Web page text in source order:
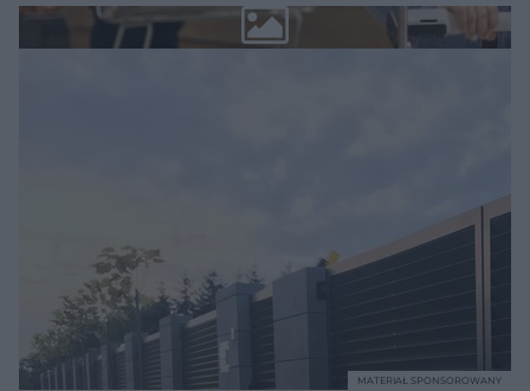
MATERIAŁ SPONSOROWANY